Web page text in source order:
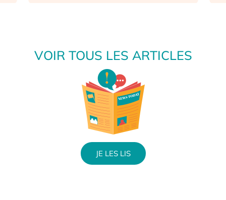
VOIR TOUS LES ARTICLES
JE LES LIS